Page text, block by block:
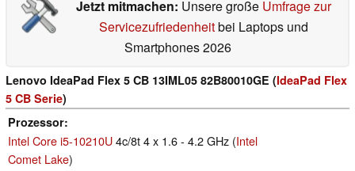
Jetzt mitmachen: Unsere große Umfrage zur
Servicezufriedenheitbei Laptops und
Smartphones 2026
Lenovo IdeaPad Flex 5 CB 13IML05 82B80010GE (IdeaPad Flex
5 CB Serie)
Prozessor
Intel Core i5-10210U4c/8t 4 x 1.6 - 4.2 GHz (Intel
Comet Lake)